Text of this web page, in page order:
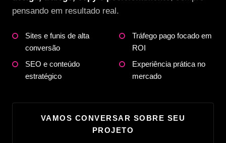
pensando em resultado real.
Sites e funis de alta
conversão
Tráfego pago focado em
ROI
SEO e conteúdo
estratégico
Experiência prática no
mercado
VAMOS CONVERSAR SOBRE SEU
PROJETO